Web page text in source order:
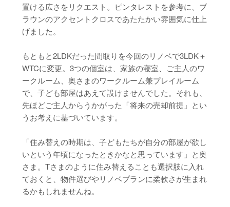
置ける広さをリクエスト。ピンタレストを参考に、ブ
ラウンのアクセントクロスであたたかい雰囲気に仕上
げました。
もともと2LDKだった間取りを今回のリノベで3LDK＋
WTCに変更。3つの個室は、家族の寝室、ご主人のワ
ークルーム、奥さまのワークルーム兼プレイルーム
で、子ども部屋はあえて設けませんでした。それも、
先ほどご主人からうかがった「将来の売却前提」とい
うお考えに基づいています。
「住み替えの時期は、子どもたちが自分の部屋が欲し
いという年頃になったときかなと思っています」と奥
さま。Tさまのように住み替えることも選択肢に入れ
ておくと、物件選びやリノベプランに柔軟さが生まれ
るかもしれませんね。